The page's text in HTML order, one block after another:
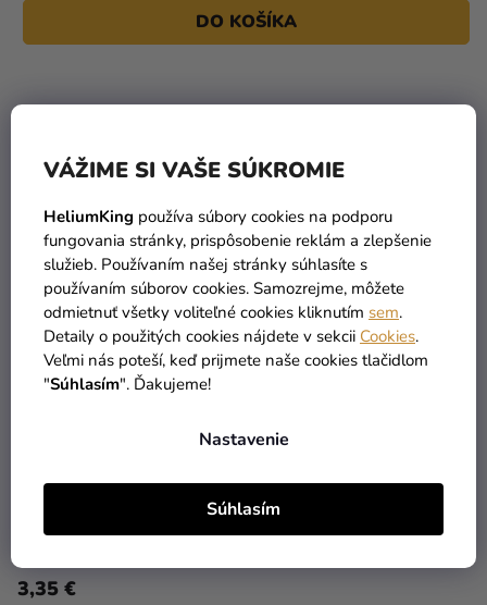
VÁŽIME SI VAŠE SÚKROMIE
HeliumKing používa súbory cookies na podporu
fungovania stránky, prispôsobenie reklám a zlepšenie
služieb. Používaním našej stránky súhlasíte s
používaním súborov cookies. Samozrejme, môžete
odmietnuť všetky voliteľné cookies kliknutím sem.
Detaily o použitých cookies nájdete v sekcii Cookies.
Veľmi nás poteší, keď prijmete naše cookies tlačidlom
"Súhlasím". Ďakujeme!
Nastavenie
Súhlasím
DO KOŠÍKA
Vystreľovacie konfety - zlaté stužky 40 cm
3,35 €